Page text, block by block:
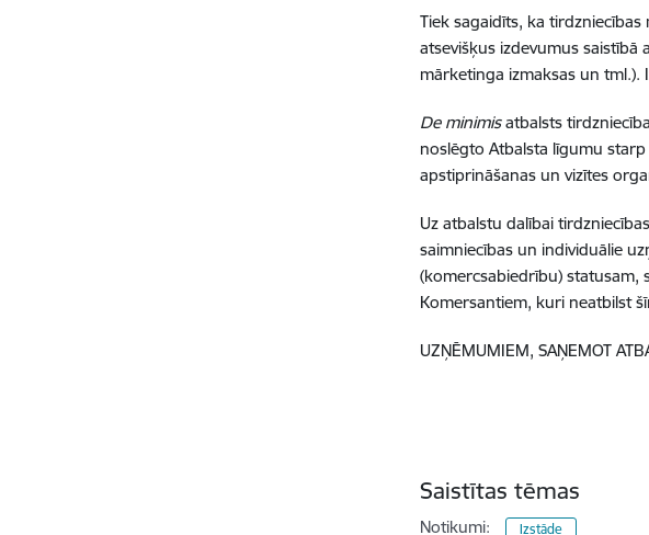
Tiek sagaidīts, ka
atsevišķus izdevumus saistībā
mārketinga izmaksas un tml.).
De minimisatbalsts
noslēgto Atbalsta līgumu
apstiprināšanas un vizītes
Uz atbalstu dalībai
saimniecības un individuālie
(komercsabiedrību) statusam,
Komersantiem, kuri neatbilst
UZŅĒMUMIEM, SAŅEMOT
Saistītas tēmas
Notikumi: Izstāde